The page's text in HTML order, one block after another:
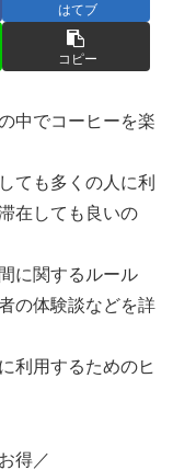
はてブ
コピー
中でコーヒーを楽
ても多くの人に利
在しても良いの
に関するルール
の体験談などを詳
利用するためのヒ
得／